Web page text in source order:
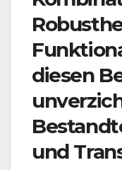
diesen
und